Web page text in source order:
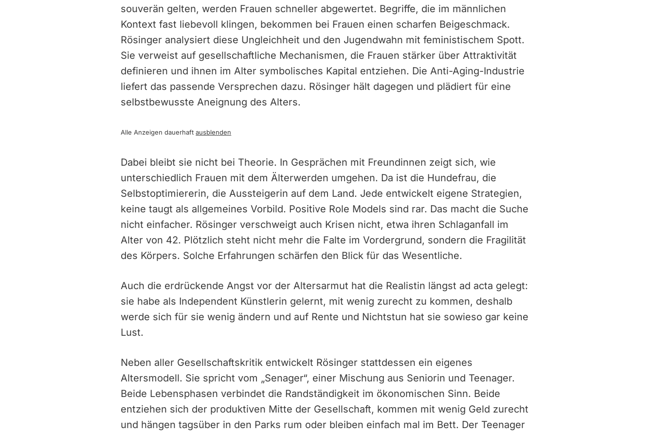
souverän gelten, werden Frauen schneller abgewertet. Begriffe, die im männlichen
Kontext fast liebevoll klingen, bekommen bei Frauen einen scharfen Beigeschmack.
Rösinger analysiert diese Ungleichheit und den Jugendwahn mit feministischem Spott.
Sie verweist auf gesellschaftliche Mechanismen, die Frauen stärker über Attraktivität
definieren und ihnen im Alter symbolisches Kapital entziehen. Die Anti-Aging-Industrie
liefert das passende Versprechen dazu. Rösinger hält dagegen und plädiert für eine
selbstbewusste Aneignung des Alters.
Alle Anzeigen dauerhaftausblenden
Dabei bleibt sie nicht bei Theorie. In Gesprächen mit Freundinnen zeigt sich, wie
unterschiedlich Frauen mit dem Älterwerden umgehen. Da ist die Hundefrau, die
Selbstoptimiererin, die Aussteigerin auf dem Land. Jede entwickelt eigene Strategien,
keine taugt als allgemeines Vorbild. Positive Role Models sind rar. Das macht die Suche
nicht einfacher. Rösinger verschweigt auch Krisen nicht, etwa ihren Schlaganfall im
Alter von 42. Plötzlich steht nicht mehr die Falte im Vordergrund, sondern die Fragilität
des Körpers. Solche Erfahrungen schärfen den Blick für das Wesentliche.
Auch die erdrückende Angst vor der Altersarmut hat die Realistin längst ad acta gelegt:
sie habe als Independent Künstlerin gelernt, mit wenig zurecht zu kommen, deshalb
werde sich für sie wenig ändern und auf Rente und Nichtstun hat sie sowieso gar keine
Lust.
Neben aller Gesellschaftskritik entwickelt Rösinger stattdessen ein eigenes
Altersmodell. Sie spricht vom „Senager“, einer Mischung aus Seniorin und Teenager.
Beide Lebensphasen verbindet die Randständigkeit im ökonomischen Sinn. Beide
entziehen sich der produktiven Mitte der Gesellschaft, kommen mit wenig Geld zurecht
und hängen tagsüber in den Parks rum oder bleiben einfach mal im Bett. Der Teenager